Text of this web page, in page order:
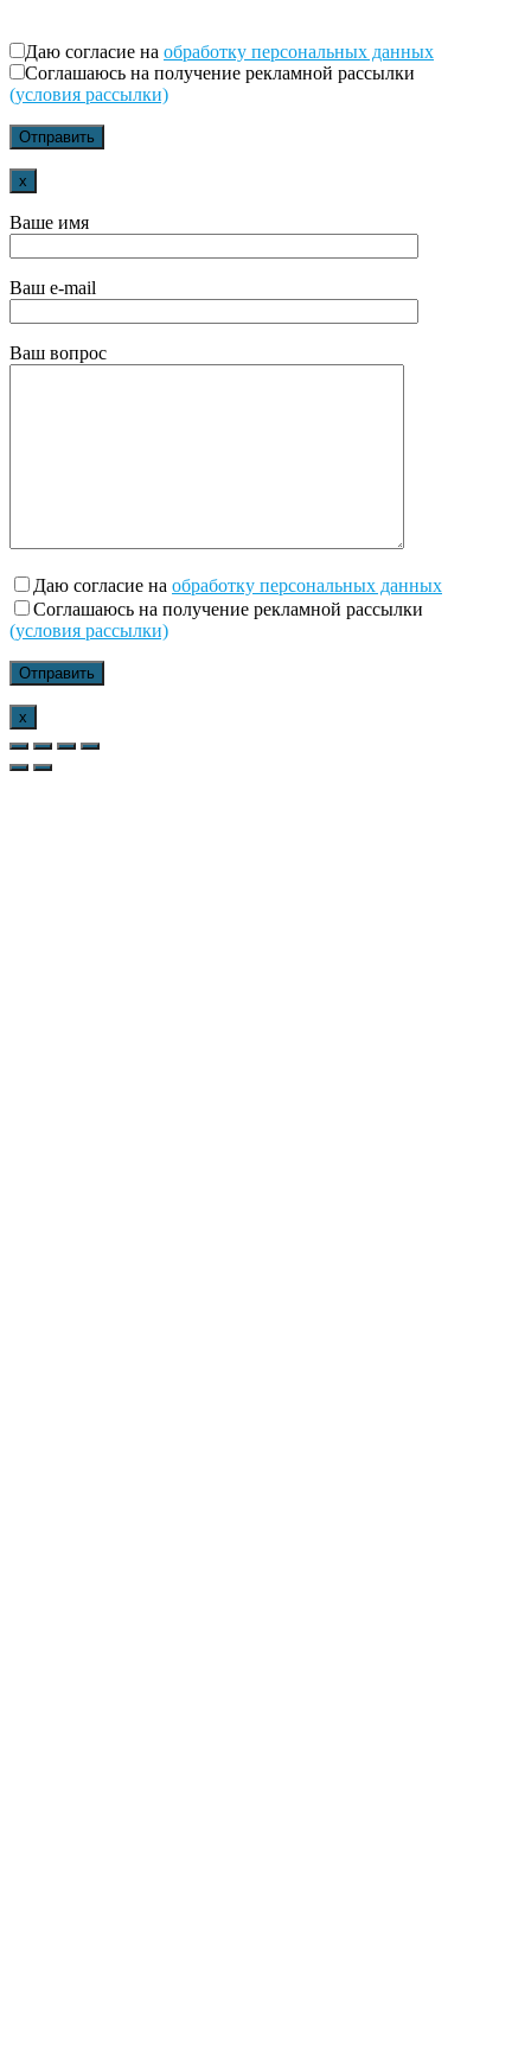
Даю согласие на обработку персональных данных
Соглашаюсь на получение рекламной рассылки
(условия рассылки)
x
Ваше имя
Ваш e-mail
Ваш вопрос
Даю согласие на обработку персональных данных
Соглашаюсь на получение рекламной рассылки
(условия рассылки)
x